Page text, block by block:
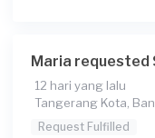
Maria requested
12 hari yang lalu
Tangerang Kota,
Request Fulfilled